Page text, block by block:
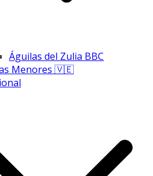
Águilas del Zulia BBC
Menores 🇻🇪